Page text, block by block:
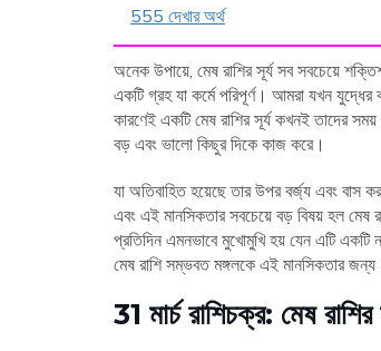
555 দেখার অর্থ
অনেক উপায়ে, মেষ রাশির সূর্য সব সবচেয়ে
একটি গ্রহ যা কর্মে পরিপূর্ণ। আমরা যখন
কারণেই একটি মেষ রাশির সূর্য কখনই তাদের
বড় এবং ভালো কিছুর দিকে কাজ করে।
যা অতিবাহিত হয়েছে তার উপর বর্জ্য এবং
এবং এই মানসিকতার সবচেয়ে বড় বিষয় হল
প্রতিদিন এমনভাবে মুখোমুখি হয় যেন এটি
মেষ রাশি সম্ভবত মঙ্গলকে এই মানসিকতার জন্য
31 মার্চ রাশিচক্র: মেষ